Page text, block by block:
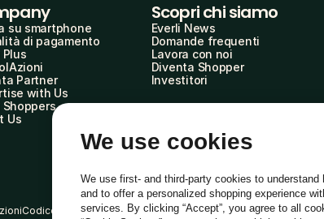
su smartphone
di pagamento
Plus
Partner
with Us
Shoppers
Us
Scopri chi siamo
Everli News
Domande frequenti
Lavora con noi
Diventa Shopper
Investitori
Codice Etico
We use cookies
We use first- and third-party cookies to understand
and to offer a personalized shopping experience
services. By clicking “Accept”, you agree to all